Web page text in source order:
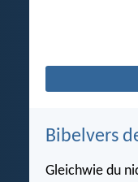
Bibelvers
Gleichwie du